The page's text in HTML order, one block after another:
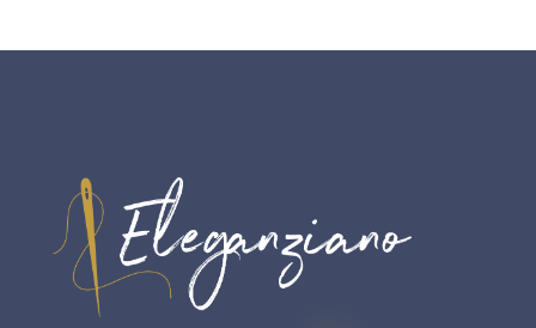
multiple
may
be
chosen
multiple